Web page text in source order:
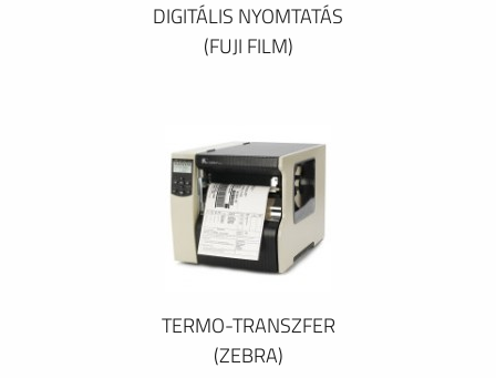
DIGITÁLIS NYOMTATÁS
(FUJI FILM)
TERMO-TRANSZFER
(ZEBRA)